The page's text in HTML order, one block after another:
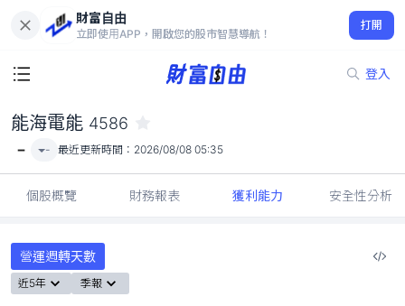
財富自由
立即使用APP，開啟您的股市智慧導航！
打開
登入
-
能海電能 4586
- - 最近更新時間： 2026/08/08 05:35
個股概覽 財務報表 獲利能力 安全性分析
營運週轉天數
近5年 季報